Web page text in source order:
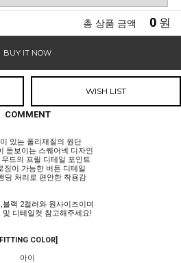
총 상품 금액 0 원
BUY IT NOW
WISH LIST
COMMENT
있는 폴리재질의 원단
돋보이는 스퀘어넥 디자인
드의 프릴 디테일 포인트
징이 가능한 버튼 디테일
딩 처리로 편안한 착용감
블랙 2컬러와 원사이즈이며
및 디테일컷 참고해주세요!
COLOR]
아이